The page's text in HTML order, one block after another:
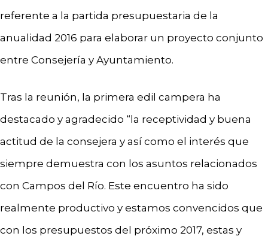
referente a la partida presupuestaria de la
anualidad 2016 para elaborar un proyecto conjunto
entre Consejería y Ayuntamiento.
Tras la reunión, la primera edil campera ha
destacado y agradecido “la receptividad y buena
actitud de la consejera y así como el interés que
siempre demuestra con los asuntos relacionados
con Campos del Río. Este encuentro ha sido
realmente productivo y estamos convencidos que
con los presupuestos del próximo 2017, estas y